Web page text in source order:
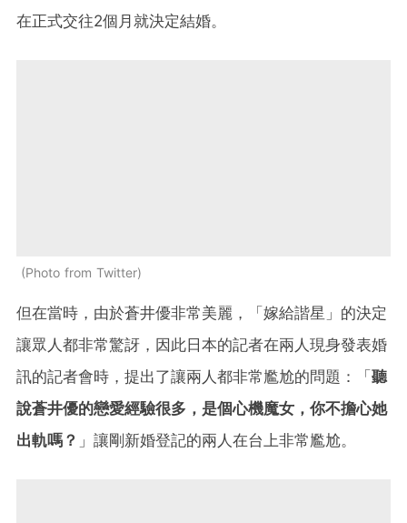
在正式交往2個月就決定結婚。
Photo from Twitter
但在當時，由於蒼井優非常美麗，「嫁給諧星」的決定
讓眾人都非常驚訝，因此日本的記者在兩人現身發表婚
訊的記者會時，提出了讓兩人都非常尷尬的問題：「聽
說蒼井優的戀愛經驗很多，是個心機魔女，你不擔心她
出軌嗎？ 」讓剛新婚登記的兩人在台上非常尷尬。